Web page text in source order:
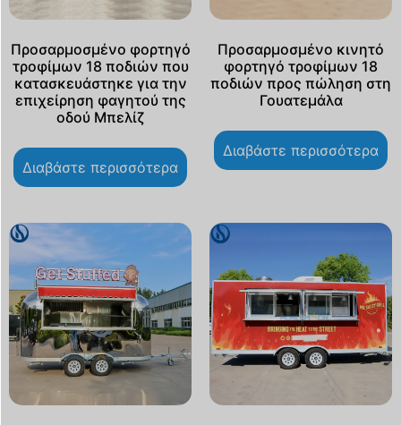
Προσαρμοσμένο φορτηγό
τροφίμων 18 ποδιών που
κατασκευάστηκε για την
επιχείρηση φαγητού της
οδού Μπελίζ
Διαβάστε περισσότερα
Προσαρμοσμένο κινητό
φορτηγό τροφίμων 18
ποδιών προς πώληση στη
Γουατεμάλα
Διαβάστε περισσότερα